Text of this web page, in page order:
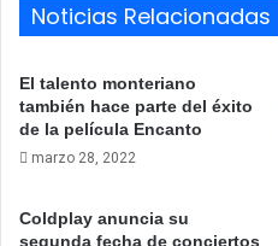
Noticias Relacionadas
El talento monteriano
también hace parte del éxito
de la película Encanto
marzo 28, 2022
Coldplay anuncia su
segunda fecha de conciertos